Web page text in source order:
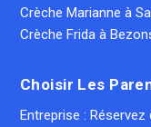
Crèche Marianne à
Crèche Frida à
Choisir Les
Entreprise :